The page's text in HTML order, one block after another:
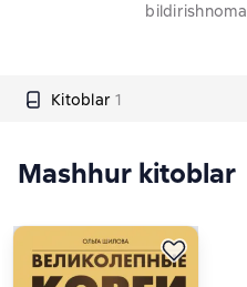
Kitoblar 1
Mashhur kitoblar